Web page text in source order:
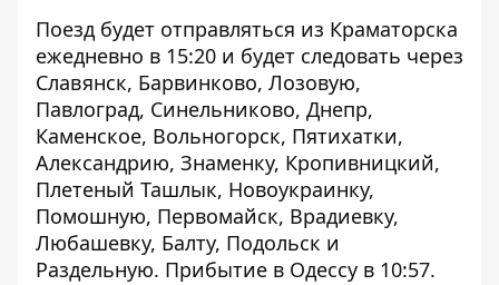
Поезд будет отправляться из Краматорска
ежедневно в 15:20 и будет следовать через
Славянск, Барвинково, Лозовую,
Павлоград, Синельниково, Днепр,
Каменское, Вольногорск, Пятихатки,
Александрию, Знаменку, Кропивницкий,
Плетеный Ташлык, Новоукраинку,
Помошную, Первомайск, Врадиевку,
Любашевку, Балту, Подольск и
Раздельную. Прибытие в Одессу в 10:57.